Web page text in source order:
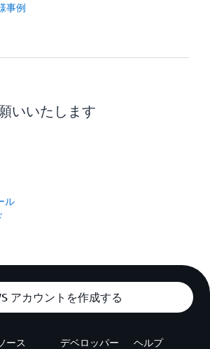
事例
いいたします
ル
アカウントを作成する
ース デベロッパー ヘルプ